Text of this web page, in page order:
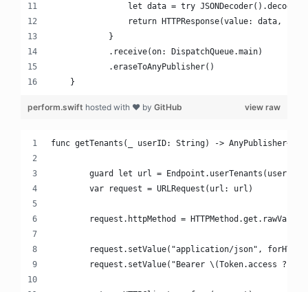
let data = try
return HTTPResponse(value: data,
            }
            .receive(on: DispatchQueue.main)
            .eraseToAnyPublisher()
    }
view raw
perform.swift hosted with ❤ by GitHub
func getTenants(_ userID: String) ->
guard let url =
        var request = URLRequest(url: url)
        request.httpMethod = HTTPMethod.get.rawValue
request.setValue("application/json",
request.setValue("Bearer \(Token.access ??